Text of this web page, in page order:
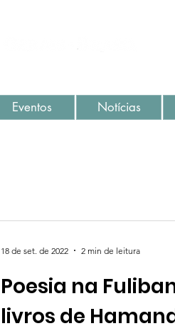
Eventos Notícias
Poesia na
livros de
18 de set. de 2022 2 min de leitura